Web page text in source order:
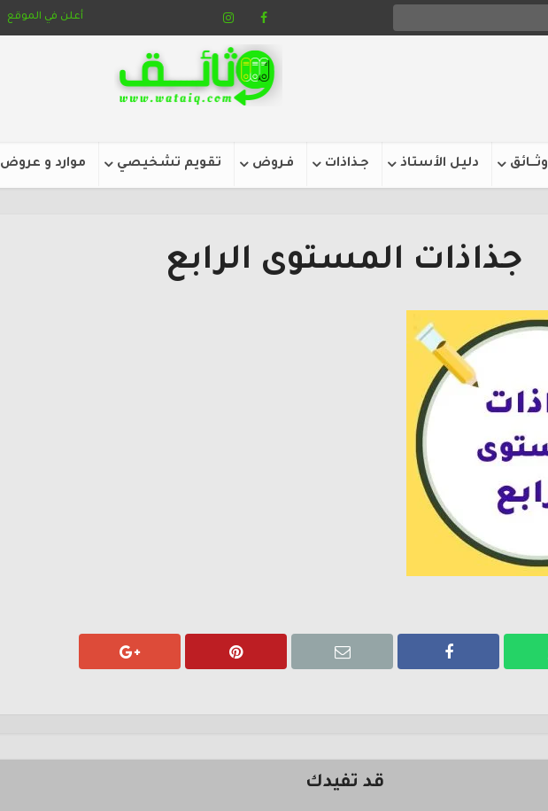
أعلن في الموقع
وثـــائق دليل الأستاذ جـذاذات فـروض تقويم تشخيصي موارد و عروض
جذاذات المستوى الرابع
قد تفيدك